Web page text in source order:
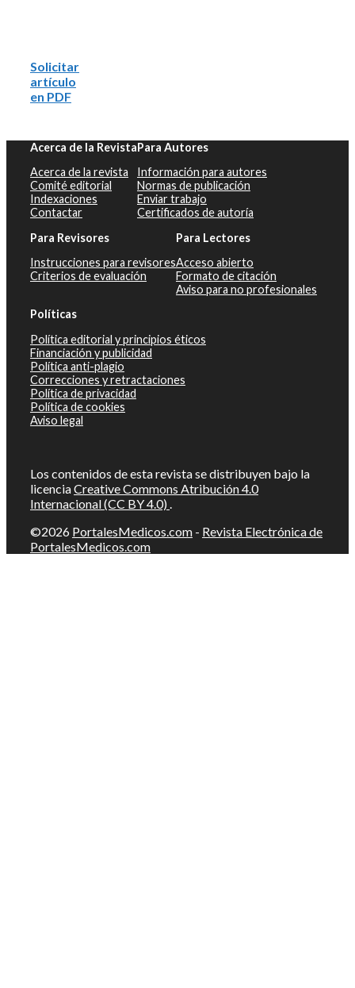
Solicitar
artículo
en PDF
Acerca de la Revista
Acerca de la revista
Comité editorial
Indexaciones
Contactar
Para Autores
Información para autores
Normas de publicación
Enviar trabajo
Certificados de autoría
Para Revisores
Instrucciones para revisores
Criterios de evaluación
Para Lectores
Acceso abierto
Formato de citación
Aviso para no profesionales
Políticas
Política editorial y principios éticos
Financiación y publicidad
Política anti-plagio
Correcciones y retractaciones
Política de privacidad
Política de cookies
Aviso legal
Los contenidos de esta revista se distribuyen bajo la
licenciaCreative Commons Atribución 4.0
Internacional (CC BY 4.0) .
©2026 PortalesMedicos.com - Revista Electrónica de
PortalesMedicos.com